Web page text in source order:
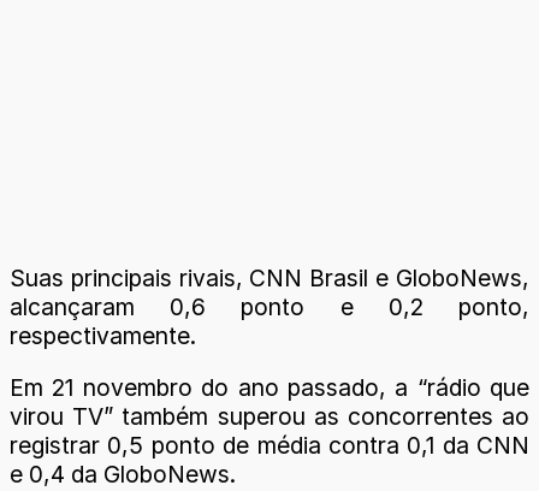
Suas principais rivais, CNN Brasil e GloboNews,
alcançaram 0,6 ponto e 0,2 ponto,
respectivamente.
Em 21 novembro do ano passado, a “rádio que
virou TV” também superou as concorrentes ao
registrar 0,5 ponto de média contra 0,1 da CNN
e 0,4 da GloboNews.